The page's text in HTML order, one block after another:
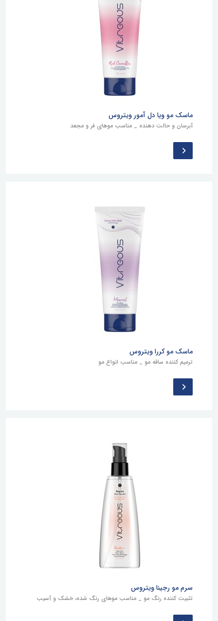
ماسک مو ویا دل آمور ویتروس
آبرسان و حالت دهنده _ مناسب موهای فر و مجعد
ماسک مو کررا ویتروس
ترمیم کننده ساقه مو _ مناسب انواع مو
سرم مو رجینا ویتروس
تثبیت کننده رنگ مو _ مناسب موهای رنگ شده، خشک و آسیب